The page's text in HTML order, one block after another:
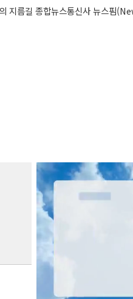
지름길 종합뉴스통신사 뉴스핌